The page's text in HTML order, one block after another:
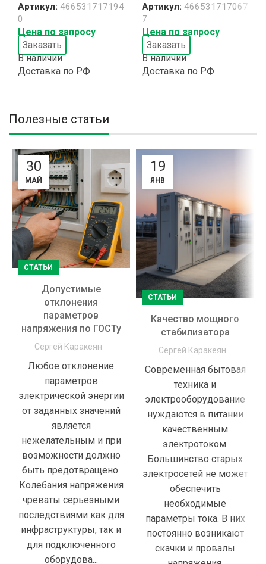
Артикул: 466531717194
0
Цена по запросу
Заказать
В наличии
Доставка по РФ
Артикул: 466531717067
7
Цена по запросу
Заказать
В наличии
Доставка по РФ
Полезные статьи
30
МАЙ
СТАТЬИ
Допустимые
отклонения
параметров
напряжения по ГОСТу
Сергей Каракеян
Любое отклонение
параметров
электрической энергии
от заданных значений
является
нежелательным и при
возможности должно
быть предотвращено.
Колебания напряжения
чреваты серьезными
последствиями как для
инфраструктуры, так и
для подключенного
оборудова...
19
ЯНВ
СТАТЬИ
Качество мощного
стабилизатора
Сергей Каракеян
Современная бытовая
техника и
электрооборудование
нуждаются в питании
качественным
электротоком.
Большинство старых
электросетей не может
обеспечить
необходимые
параметры тока. В них
постоянно возникают
скачки и провалы